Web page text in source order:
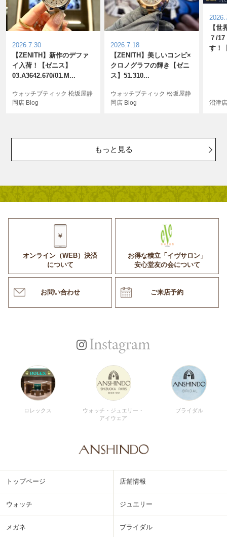
2026.7.30
【ZENITH】新作のデファ
イ入荷！【ゼニス】
03.A3642.670/01.M...
ウォッチブティック 松坂屋静
岡店 Blog
2026.7.18
【ZENITH】美しいコンビ×
クロノグラフの輝き【ゼニ
ス】51.310...
ウォッチブティック 松坂屋静
岡店 Blog
【世
７/
す！
沼津
もっと見る
オンライン（WEB）決済
について
お得な積立「イヴサロン」
安心堂友の会について
お問い合わせ ご来店予約
Instagram
ロレックス
ウォッチ・ジュエリー・
アイウェア
ブライダル
トップページ 店舗情報
ウォッチ ジュエリー
メガネ ブライダル